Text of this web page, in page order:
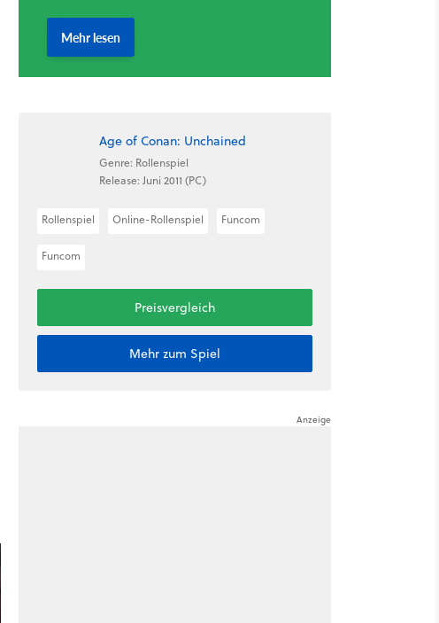
Age of Conan: Unchained
Genre: Rollenspiel
Release: Juni 2011 (PC)
Rollenspiel Online-Rollenspiel Funcom
Funcom
Preisvergleich
Mehr zum Spiel